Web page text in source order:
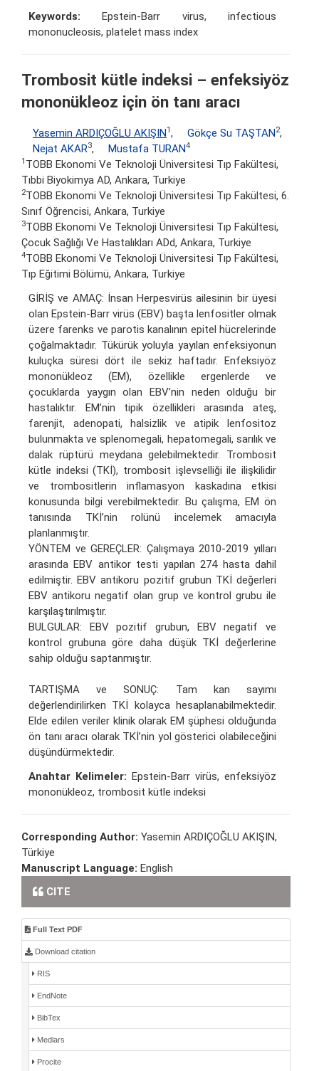
Keywords: Epstein-Barr virus, infectious
mononucleosis, platelet mass index
Trombosit kütle indeksi – enfeksiyöz
mononükleoz için ön tanı aracı
Yasemin ARDIÇOĞLU AKIŞIN1 , Gökçe Su TAŞTAN2,
Nejat AKAR3, Mustafa TURAN4
1 TOBB Ekonomi Ve Teknoloji Üniversitesi Tıp Fakültesi,
Tıbbi Biyokimya AD, Ankara, Turkiye
2TOBB Ekonomi Ve Teknoloji Üniversitesi Tıp Fakültesi, 6.
Sınıf Öğrencisi, Ankara, Turkiye
3TOBB Ekonomi Ve Teknoloji Üniversitesi Tıp Fakültesi,
Çocuk Sağlığı Ve Hastalıkları ADd, Ankara, Turkiye
4TOBB Ekonomi Ve Teknoloji Üniversitesi Tıp Fakültesi,
Tıp Eğitimi Bölümü, Ankara, Turkiye
GİRİŞ ve AMAÇ: İnsan Herpesvirüs ailesinin bir üyesi
olan Epstein-Barr virüs (EBV) başta lenfositler olmak
üzere farenks ve parotis kanalının epitel hücrelerinde
çoğalmaktadır. Tükürük yoluyla yayılan enfeksiyonun
kuluçka süresi dört ile sekiz haftadır. Enfeksiyöz
mononükleoz (EM), özellikle ergenlerde ve
çocuklarda yaygın olan EBV’nin neden olduğu bir
hastalıktır. EM’nin tipik özellikleri arasında ateş,
farenjit, adenopati, halsizlik ve atipik lenfositoz
bulunmakta ve splenomegali, hepatomegali, sarılık ve
dalak rüptürü meydana gelebilmektedir. Trombosit
kütle indeksi (TKİ), trombosit işlevselliği ile ilişkilidir
ve trombositlerin inflamasyon kaskadına etkisi
konusunda bilgi verebilmektedir. Bu çalışma, EM ön
tanısında TKİ’nin rolünü incelemek amacıyla
planlanmıştır.
YÖNTEM ve GEREÇLER: Çalışmaya 2010-2019 yılları
arasında EBV antikor testi yapılan 274 hasta dahil
edilmiştir. EBV antikoru pozitif grubun TKİ değerleri
EBV antikoru negatif olan grup ve kontrol grubu ile
karşılaştırılmıştır.
BULGULAR: EBV pozitif grubun, EBV negatif ve
kontrol grubuna göre daha düşük TKİ değerlerine
sahip olduğu saptanmıştır.
TARTIŞMA ve SONUÇ: Tam kan sayımı
değerlendirilirken TKİ kolayca hesaplanabilmektedir.
Elde edilen veriler klinik olarak EM şüphesi olduğunda
ön tanı aracı olarak TKİ’nin yol gösterici olabileceğini
düşündürmektedir.
Anahtar Kelimeler: Epstein-Barr virüs, enfeksiyöz
mononükleoz, trombosit kütle indeksi
Corresponding Author: Yasemin ARDIÇOĞLU AKIŞIN,
Türkiye
Manuscript Language: English
CITE
Full Text PDF
Download citation
RIS
EndNote
BibTex
Medlars
Procite